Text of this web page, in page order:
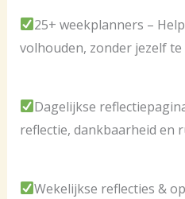
25+ weekplanners –
volhouden, zonder jezelf
Dagelijkse
reflectie, dankbaarheid en
Wekelijkse reflecties &